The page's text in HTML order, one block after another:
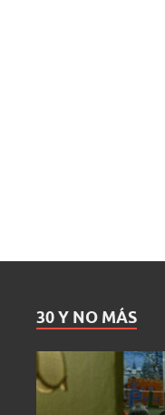
30 Y NO MÁS